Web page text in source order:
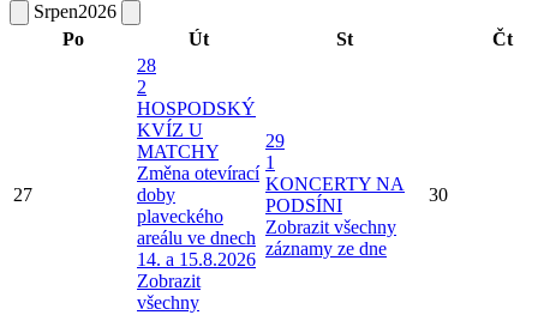
Srpen2026
Po
Út St Čt
27
28
2
HOSPODSKÝ
KVÍZ U
MATCHY
Změna otevírací
doby
plaveckého
areálu ve dnech
14. a 15.8.2026
Zobrazit
všechny
29
1
KONCERTY NA
PODSÍNI
Zobrazit všechny
záznamy ze dne
30